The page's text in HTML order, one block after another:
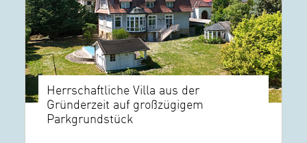
Herrschaftliche Villa aus der
Gründerzeit auf großzügigem
Parkgrundstück